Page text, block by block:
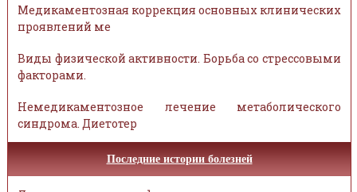
Медикаментозная коррекция основных клинических
проявлений ме
Виды физической активности. Борьба со стрессовыми
факторами.
Немедикаментозное лечение метаболического
синдрома. Диетотер
Последние истории болезней